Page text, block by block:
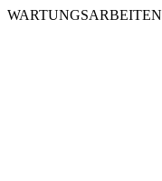
WARTUNGSARBEITEN